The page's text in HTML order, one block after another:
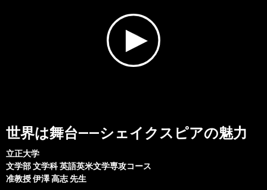
世界は舞台――シェイクスピアの魅力
立正大学
文学部文学科 英語英米文学専攻コース
准教授伊澤 高志先生